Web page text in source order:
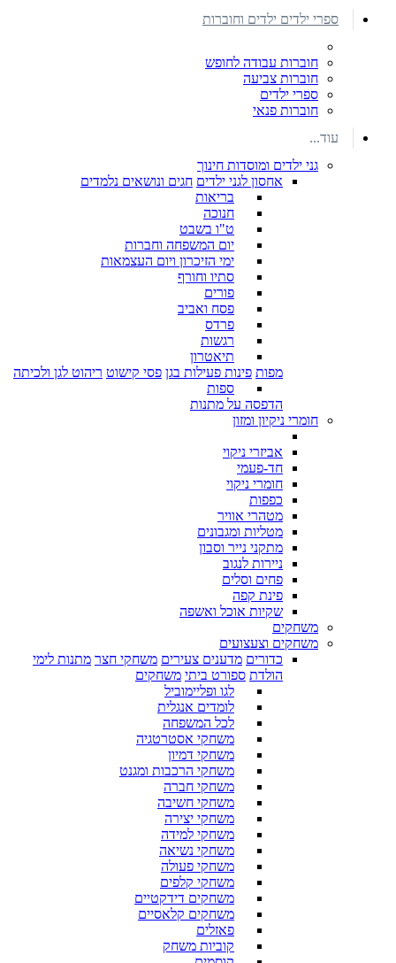
ספרי ילדים ילדים וחוברות
חוברות עבודה לחופש
חוברות צביעה
ספרי ילדים
חוברות פנאי
עוד...
גני ילדים ומוסדות חינוך
אחסון לגני ילדים חגים ונושאים נלמדים
בריאות
חנוכה
ט"ו בשבט
יום המשפחה וחברות
ימי הזיכרון ויום העצמאות
סתיו וחורף
פורים
פסח ואביב
פרדס
רגשות
תיאטרון
מפות פינות פעילות בגן פסי קישוט ריהוט לגן ולכיתה
ספות
הדפסה על מתנות
חומרי ניקיון ומזון
אביזרי ניקוי
חד-פעמי
חומרי ניקוי
כפפות
מטהרי אוויר
מטליות ומגבונים
מתקני נייר וסבון
ניירות לנגוב
פחים וסלים
פינת קפה
שקיות אוכל ואשפה
משחקים
משחקים וצעצועים
כדורים מדענים צעירים משחקי חצר מתנות לימי
הולדת ספורט ביתי משחקים
לגו ופליימוביל
לומדים אנגלית
לכל המשפחה
משחקי אסטרטגיה
משחקי דמיון
משחקי הרכבות ומגנט
משחקי חברה
משחקי חשיבה
משחקי יצירה
משחקי למידה
משחקי נשיאה
משחקי פעולה
משחקי קלפים
משחקים דידקטיים
משחקים קלאסיים
פאזלים
קוביות משחק